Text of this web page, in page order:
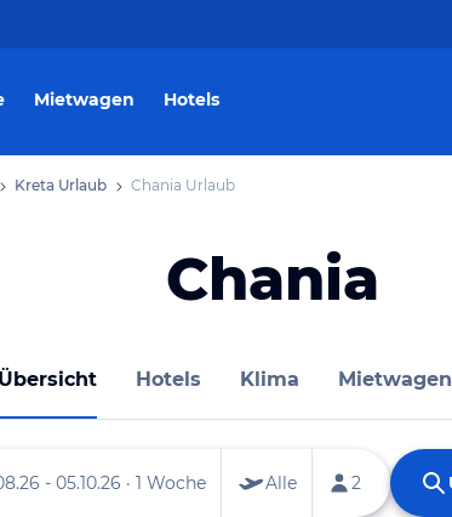
Mietwagen Hotels
Kreta Urlaub Chania Urlaub
Chania
Übersicht Hotels Klima Mietwagen